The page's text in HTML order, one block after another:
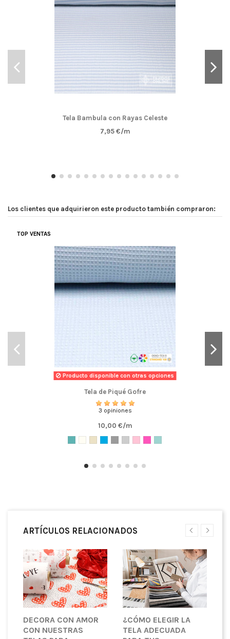
Tela Bambula con Rayas Celeste
7,95 €/m
Los clientes que adquirieron este producto también compraron:
TOP VENTAS
Producto disponible con otras opciones
Tela de Piqué Gofre
3 opiniones
10,00 €/m
ARTÍCULOS RELACIONADOS
DECORA CON AMOR
CON NUESTRAS
¿CÓMO ELEGIR LA
TELA ADECUADA